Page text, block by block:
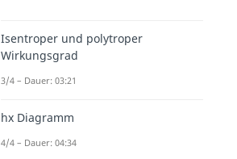
Isentroper und polytroper
Wirkungsgrad
3/4 – Dauer: 03:21
hx Diagramm
4/4 – Dauer: 04:34